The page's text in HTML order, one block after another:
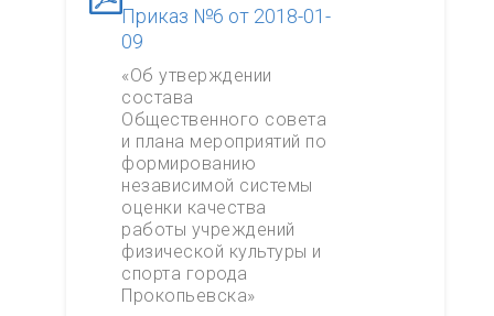
Приказ №6 от 2018-01-
09
«Об утверждении
состава
Общественного совета
и плана мероприятий по
формированию
независимой системы
оценки качества
работы учреждений
физической культуры и
спорта города
Прокопьевска»